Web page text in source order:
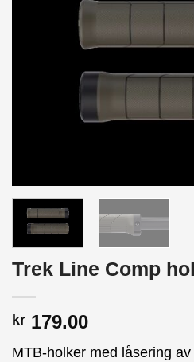
Trek Line Comp
kr 179.00
MTB-holker med låsering